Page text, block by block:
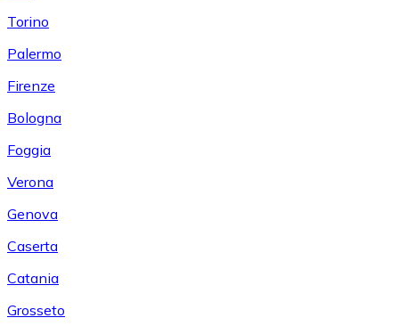
Torino
Palermo
Firenze
Bologna
Foggia
Verona
Genova
Caserta
Catania
Grosseto